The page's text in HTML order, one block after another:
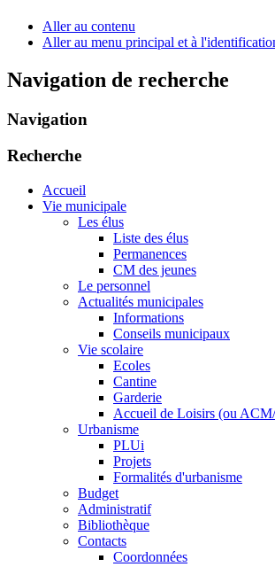
Aller au contenu
Aller au menu principal et à
Navigation de recherche
Navigation
Recherche
Accueil
Vie municipale
Les élus
Liste des élus
Permanences
CM des jeunes
Le personnel
Actualités municipales
Informations
Conseils municipaux
Vie scolaire
Ecoles
Cantine
Garderie
Accueil de Loisirs (ou
Urbanisme
PLUi
Projets
Formalités d'urbanisme
Budget
Administratif
Bibliothèque
Contacts
Coordonnées